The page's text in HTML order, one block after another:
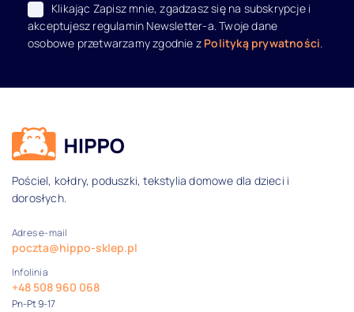
Klikając Zapisz mnie, zgadzasz się na subskrypcje i
akceptujesz regulamin Newsletter-a. Twoje dane
osobowe przetwarzamy zgodnie z Polityką prywatności.
Dane kontaktowe i informacje
Pościel, kołdry, poduszki, tekstylia domowe dla dzieci i
dorosłych.
Adres e-mail
poczta@hippo-sklep.pl
Infolinia
+48 508 960 068
Pn-Pt 9-17